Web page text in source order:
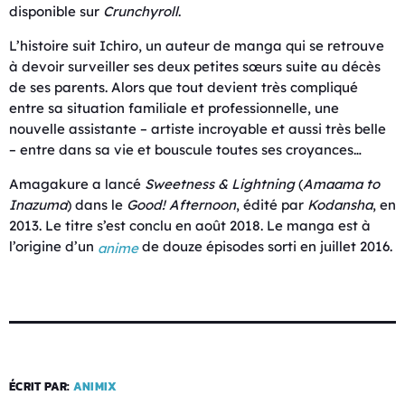
disponible sur Crunchyroll.
L’histoire suit Ichiro, un auteur de manga qui se retrouve
à devoir surveiller ses deux petites sœurs suite au décès
de ses parents. Alors que tout devient très compliqué
entre sa situation familiale et professionnelle, une
nouvelle assistante – artiste incroyable et aussi très belle
– entre dans sa vie et bouscule toutes ses croyances…
Amagakure a lancé Sweetness & Lightning(Amaama to
Inazuma) dans le Good! Afternoon, édité par Kodansha, en
2013. Le titre s’est conclu en août 2018. Le manga est à
l’origine d’un animede douze épisodes sorti en juillet 2016.
ÉCRIT PAR: ANIMIX